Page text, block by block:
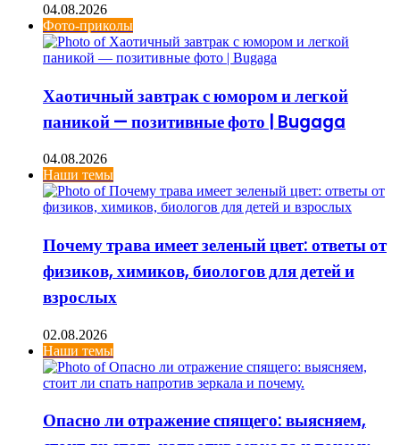
04.08.2026
Фото-приколы
Хаотичный завтрак с юмором и легкой
паникой — позитивные фото | Bugaga
04.08.2026
Наши темы
Почему трава имеет зеленый цвет: ответы от
физиков, химиков, биологов для детей и
взрослых
02.08.2026
Наши темы
Опасно ли отражение спящего: выясняем,